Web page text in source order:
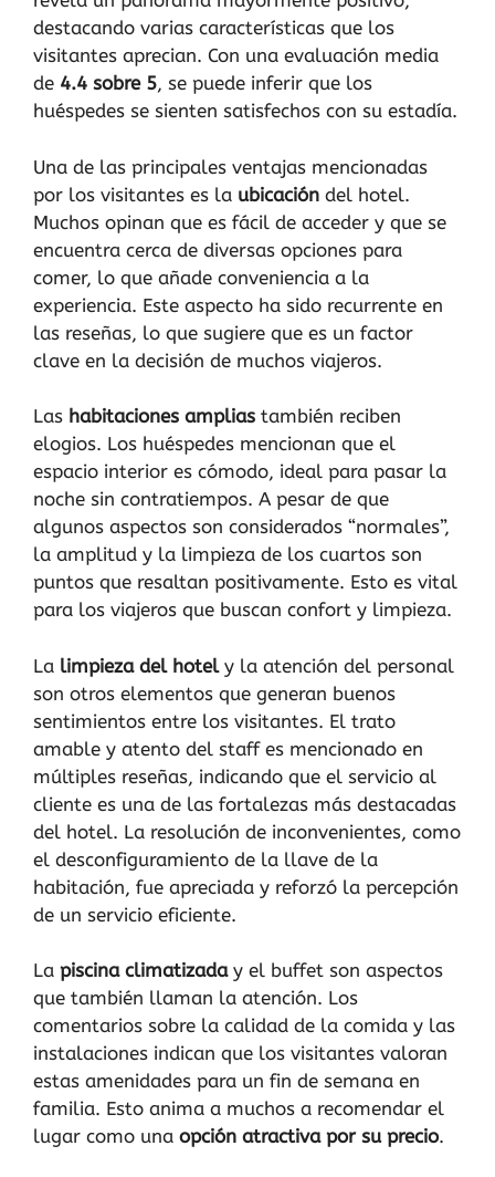
destacando varias características que los
visitantes aprecian. Con una evaluación media
de 4.4 sobre 5, se puede inferir que los
huéspedes se sienten satisfechos con su estadía.
Una de las principales ventajas mencionadas
por los visitantes es la ubicación del hotel.
Muchos opinan que es fácil de acceder y que se
encuentra cerca de diversas opciones para
comer, lo que añade conveniencia a la
experiencia. Este aspecto ha sido recurrente en
las reseñas, lo que sugiere que es un factor
clave en la decisión de muchos viajeros.
Las habitaciones amplias también reciben
elogios. Los huéspedes mencionan que el
espacio interior es cómodo, ideal para pasar la
noche sin contratiempos. A pesar de que
algunos aspectos son considerados “normales”,
la amplitud y la limpieza de los cuartos son
puntos que resaltan positivamente. Esto es vital
para los viajeros que buscan confort y limpieza.
La limpieza del hotely la atención del personal
son otros elementos que generan buenos
sentimientos entre los visitantes. El trato
amable y atento del staff es mencionado en
múltiples reseñas, indicando que el servicio al
cliente es una de las fortalezas más destacadas
del hotel. La resolución de inconvenientes, como
el desconfiguramiento de la llave de la
habitación, fue apreciada y reforzó la percepción
de un servicio eficiente.
La piscina climatizaday el buffet son aspectos
que también llaman la atención. Los
comentarios sobre la calidad de la comida y las
instalaciones indican que los visitantes valoran
estas amenidades para un fin de semana en
familia. Esto anima a muchos a recomendar el
lugar como una opción atractiva por su precio.